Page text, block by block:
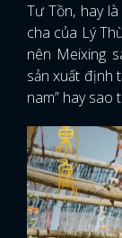
Tư Tồn, hay
cha của Lý
nên Meixing
sản xuất định
nam” hay sao